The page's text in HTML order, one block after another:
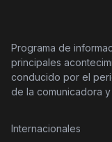
Programa de
principales
conducido por el
de la comunicadora
Internacionales